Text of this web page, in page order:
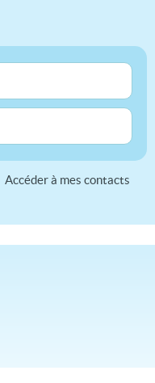
Accéder à mes contacts